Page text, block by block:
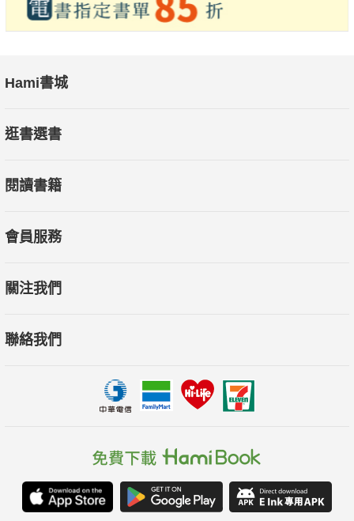
4.主角不畏陌生環境的恐懼，秉持信念與勇氣，越挫越勇，
樂觀面對挑戰，感動深植人心！
風趣的校園喜劇，精準描述青少年孩子的心理與人際關係。
李貞慧｜繪本暨青少年文學閱讀推廣人
賴玉敏｜教育部閱讀磐石推手
各界盛讚
★「妙趣橫生！」iPaper
★「充滿喜劇色彩的魔法鍋，材料包括令人感動的時刻和溫
馨的魔法，令人神魂顛倒，欲罷不能。《蘭開夏晚報》
★「一場神奇的冒險，本書將觸動你的心，它的幽默直搔進
《誰把神放出來》（Who Let The Gods Out）作者
Hami書城
逛書選書
閱讀書籍
會員服務
關注我們
聯絡我們